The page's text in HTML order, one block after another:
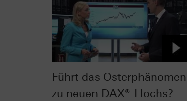
Führt das Osterphänomen
zu neuen DAX®-Hochs? -